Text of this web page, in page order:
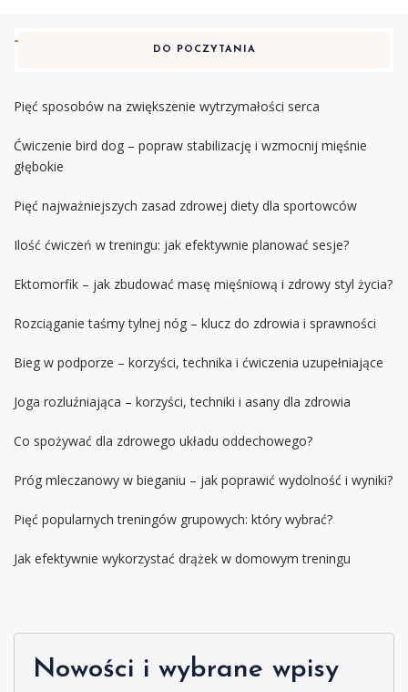
DO POCZYTANIA
Pięć sposobów na zwiększenie wytrzymałości serca
Ćwiczenie bird dog – popraw stabilizację i wzmocnij mięśnie
głębokie
Pięć najważniejszych zasad zdrowej diety dla sportowców
Ilość ćwiczeń w treningu: jak efektywnie planować sesje?
Ektomorfik – jak zbudować masę mięśniową i zdrowy styl życia?
Rozciąganie taśmy tylnej nóg – klucz do zdrowia i sprawności
Bieg w podporze – korzyści, technika i ćwiczenia uzupełniające
Joga rozluźniająca – korzyści, techniki i asany dla zdrowia
Co spożywać dla zdrowego układu oddechowego?
Próg mleczanowy w bieganiu – jak poprawić wydolność i wyniki?
Pięć popularnych treningów grupowych: który wybrać?
Jak efektywnie wykorzystać drążek w domowym treningu
Nowości i wybrane wpisy